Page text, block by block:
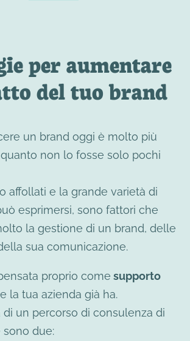
per aumentare
del tuo brand
un brand oggi è molto più
non lo fosse solo pochi
affollati e la grande varietà di
esprimersi, sono fattori che
la gestione di un brand, delle
sua comunicazione.
proprio come supporto
la tua azienda già ha.
di un percorso di consulenza di
due: